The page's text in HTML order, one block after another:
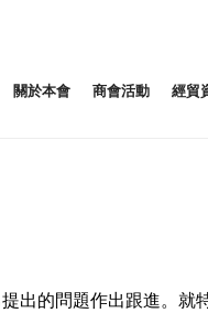
關於本會 商會活動 經貿
出的問題作出跟進。就